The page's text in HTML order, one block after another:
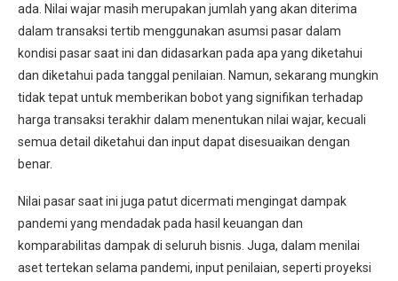
ada. Nilai wajar masih merupakan jumlah yang akan diterima
dalam transaksi tertib menggunakan asumsi pasar dalam
kondisi pasar saat ini dan didasarkan pada apa yang diketahui
dan diketahui pada tanggal penilaian. Namun, sekarang mungkin
tidak tepat untuk memberikan bobot yang signifikan terhadap
harga transaksi terakhir dalam menentukan nilai wajar, kecuali
semua detail diketahui dan input dapat disesuaikan dengan
benar.
Nilai pasar saat ini juga patut dicermati mengingat dampak
pandemi yang mendadak pada hasil keuangan dan
komparabilitas dampak di seluruh bisnis. Juga, dalam menilai
aset tertekan selama pandemi, input penilaian, seperti proyeksi